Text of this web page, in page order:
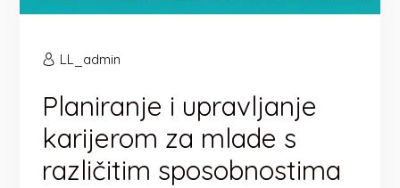
LL_admin
Planiranje i upravljanje
karijerom za mlade s
različitim sposobnostima